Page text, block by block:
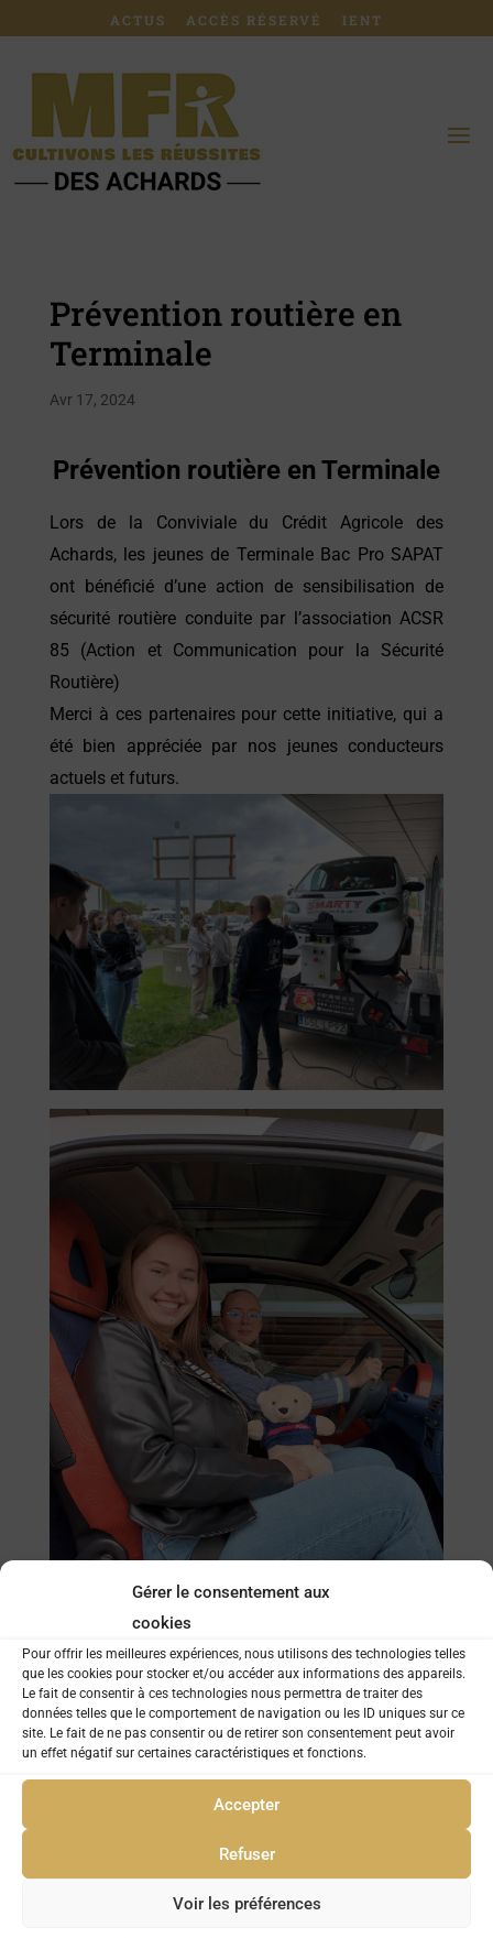
Gérer le consentement aux
cookies
Pour offrir les meilleures expériences, nous utilisons des technologies telles
que les cookies pour stocker et/ou accéder aux informations des appareils.
Le fait de consentir à ces technologies nous permettra de traiter des
données telles que le comportement de navigation ou les ID uniques sur ce
site. Le fait de ne pas consentir ou de retirer son consentement peut avoir
un effet négatif sur certaines caractéristiques et fonctions.
Accepter
Refuser
Voir les préférences
ACTUS ACCÈS RÉSERVÉ IENT
Prévention routière en
Terminale
Avr 17, 2024
Prévention routière en Terminale
Lors de la Conviviale du Crédit Agricole des
Achards, les jeunes de Terminale Bac Pro SAPAT
ont bénéficié d’une action de sensibilisation de
sécurité routière conduite par l’association ACSR
85 (Action et Communication pour la Sécurité
Routière)
Merci à ces partenaires pour cette initiative, qui a
été bien appréciée par nos jeunes conducteurs
actuels et futurs.